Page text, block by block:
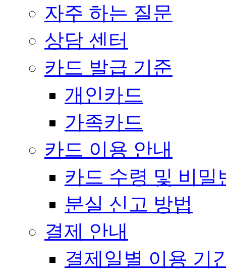
자주 하는 질문
상담 센터
카드 발급 기준
개인카드
가족카드
카드 이용 안내
카드 수령 및 비밀
분실 신고 방법
결제 안내
결제일별 이용 기